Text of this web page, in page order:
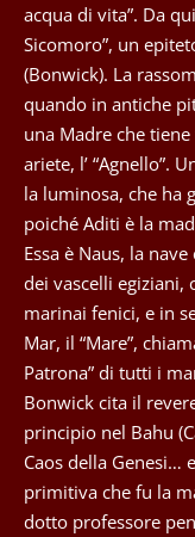
acqua di vita”. Da
Sicomoro”, un
(Bonwick). La
quando in antiche
una Madre che
ariete, l’ “Agnello”.
la luminosa, che ha
poiché Aditi è la
Essa è Naus, la
dei vascelli egiziani,
marinai fenici, e in
Mar, il “Mare”,
Patrona” di tutti i
Bonwick cita il
principio nel Bahu
Caos della Genesi…
primitiva che fu la
dotto professore